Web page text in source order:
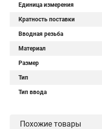
Единица измерения
Кратность поставки
Вводная резьба
Материал
Размер
Тип
Тип ввода
Похожие товары